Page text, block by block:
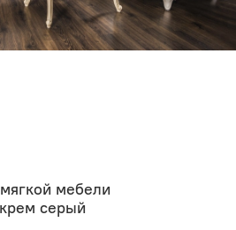
мебели
серый